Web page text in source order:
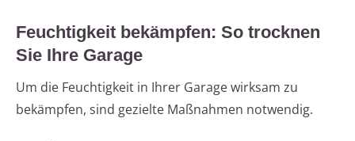
Feuchtigkeit bekämpfen: So trocknen
Sie Ihre Garage
Um die Feuchtigkeit in Ihrer Garage wirksam zu
bekämpfen, sind gezielte Maßnahmen notwendig.